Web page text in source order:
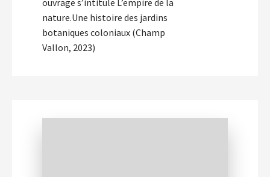
ouvrage s’intitule L’empire de la
nature.Une histoire des jardins
botaniques coloniaux (Champ
Vallon, 2023)